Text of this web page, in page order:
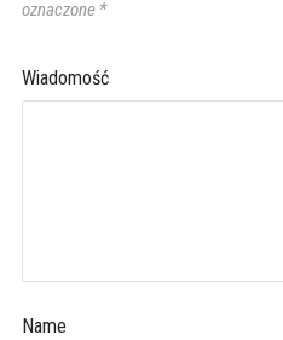
oznaczone *
Wiadomość
Name